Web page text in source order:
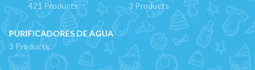
421 Products
3 Products
PURIFICADORES DE AGUA
3 Products